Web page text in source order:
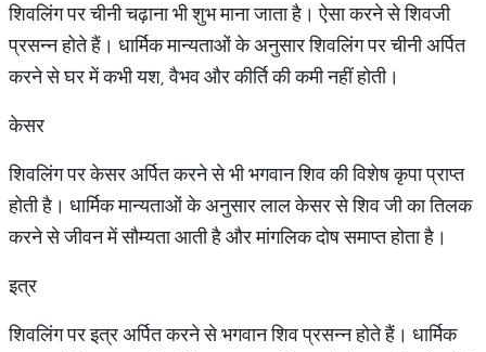
शिवलिंग पर चीनी चढ़ाना भी शुभ माना जाता है। ऐसा करने से शिवजी
प्रसन्न होते हैं। धार्मिक मान्यताओं के अनुसार शिवलिंग पर चीनी अर्पित
करने से घर में कभी यश, वैभव और कीर्ति की कमी नहीं होती।
केसर
शिवलिंग पर केसर अर्पित करने से भी भगवान शिव की विशेष कृपा प्राप्त
होती है। धार्मिक मान्यताओं के अनुसार लाल केसर से शिव जी का तिलक
करने से जीवन में सौम्यता आती है और मांगलिक दोष समाप्त होता है।
इत्र
शिवलिंग पर इत्र अर्पित करने से भगवान शिव प्रसन्न होते हैं। धार्मिक